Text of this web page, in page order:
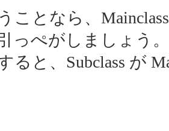
ことなら、
っぺがしましょう。
ると、Subclass が